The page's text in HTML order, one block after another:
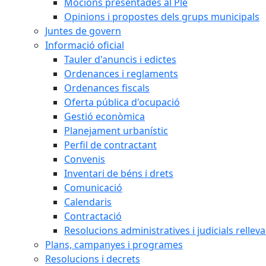
Opinions i propostes dels grups municipals
Juntes de govern
Informació oficial
Tauler d'anuncis i edictes
Ordenances i reglaments
Ordenances fiscals
Oferta pública d'ocupació
Gestió econòmica
Planejament urbanístic
Perfil de contractant
Convenis
Inventari de béns i drets
Comunicació
Calendaris
Contractació
Resolucions administratives i judicials
Plans, campanyes i programes
Resolucions i decrets